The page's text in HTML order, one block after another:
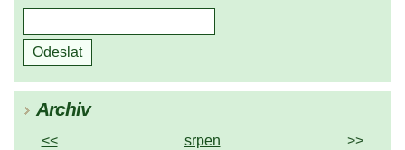
Archiv
<< srpen
>>